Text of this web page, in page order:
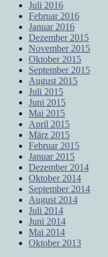
Juli 2016
Februar 2016
Januar 2016
Dezember 2015
November 2015
Oktober 2015
September 2015
August 2015
Juli 2015
Juni 2015
Mai 2015
April 2015
März 2015
Februar 2015
Januar 2015
Dezember 2014
Oktober 2014
September 2014
August 2014
Juli 2014
Juni 2014
Mai 2014
Oktober 2013